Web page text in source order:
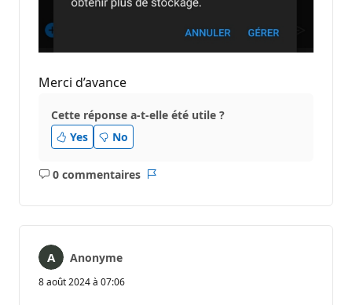
Merci d’avance
Cette réponse a-t-elle été utile ?
Yes
No
0 commentaires
Aucun
Anonyme
8 août 2024 à 07:06